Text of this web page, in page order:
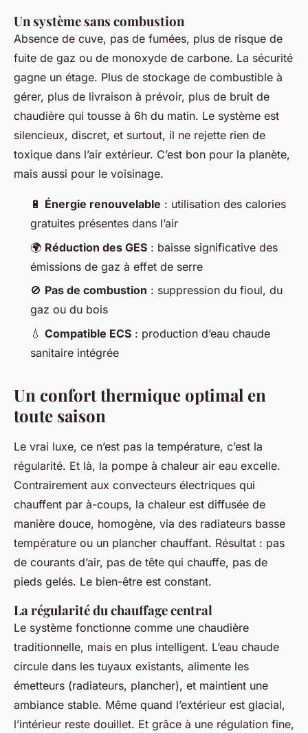
Un système sans combustion
Absence de cuve, pas de fumées, plus de risque de
fuite de gaz ou de monoxyde de carbone. La sécurité
gagne un étage. Plus de stockage de combustible à
gérer, plus de livraison à prévoir, plus de bruit de
chaudière qui tousse à 6h du matin. Le système est
silencieux, discret, et surtout, il ne rejette rien de
toxique dans l’air extérieur. C’est bon pour la planète,
mais aussi pour le voisinage.
🔋 Énergie renouvelable : utilisation des calories
gratuites présentes dans l’air
🌍 Réduction des GES : baisse significative des
émissions de gaz à effet de serre
🚫 Pas de combustion : suppression du fioul, du
gaz ou du bois
💧 Compatible ECS : production d’eau chaude
sanitaire intégrée
Un confort thermique optimal en
toute saison
Le vrai luxe, ce n’est pas la température, c’est la
régularité. Et là, la pompe à chaleur air eau excelle.
Contrairement aux convecteurs électriques qui
chauffent par à-coups, la chaleur est diffusée de
manière douce, homogène, via des radiateurs basse
température ou un plancher chauffant. Résultat : pas
de courants d’air, pas de tête qui chauffe, pas de
pieds gelés. Le bien-être est constant.
La régularité du chauffage central
Le système fonctionne comme une chaudière
traditionnelle, mais en plus intelligent. L’eau chaude
circule dans les tuyaux existants, alimente les
émetteurs (radiateurs, plancher), et maintient une
ambiance stable. Même quand l’extérieur est glacial,
l’intérieur reste douillet. Et grâce à une régulation fine,